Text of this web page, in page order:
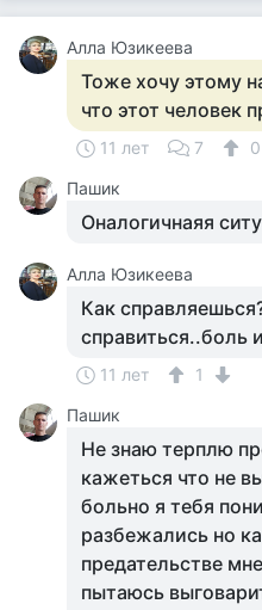
Алла Юзикеева
Тоже хочу этому
что этот человек
11 лет 7
0
Пашик
Оналогичнаяя
Алла Юзикеева
Как
справиться..боль
11 лет
1
Пашик
Не знаю терплю
кажеться что не
больно я тебя
разбежались но
предательстве
пытаюсь